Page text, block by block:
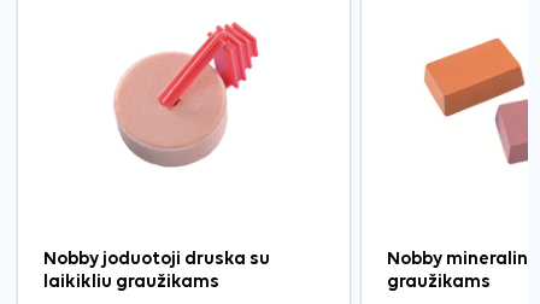
Nobby joduotoji druska su
laikikliu graužikams
Nobby
graužikams